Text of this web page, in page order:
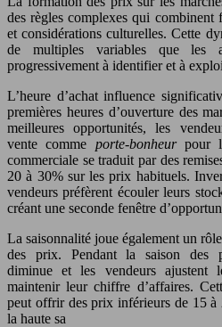
des règles complexes qui combinent
et considérations culturelles. Cette
de multiples variables que les
progressivement à identifier et à
L’heure d’achat influence
premières heures d’ouverture des
meilleures opportunités, les
vente comme porte-bonheur pour
commerciale se traduit par des
20 à 30% sur les prix habituels.
vendeurs préfèrent écouler leurs
créant une seconde fenêtre
La saisonnalité joue également un
des prix. Pendant la saison des
diminue et les vendeurs ajustent
maintenir leur chiffre d’affaires.
peut offrir des prix inférieurs de 15 à
la haute sa